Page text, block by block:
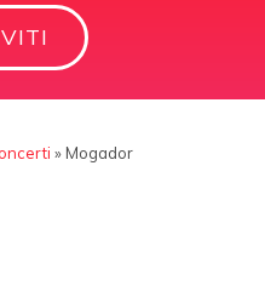
» Mogador